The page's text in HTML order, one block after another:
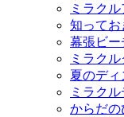
ミラク
知ってお
幕張ビー
ミラク
夏のデ
ミラク
からだ